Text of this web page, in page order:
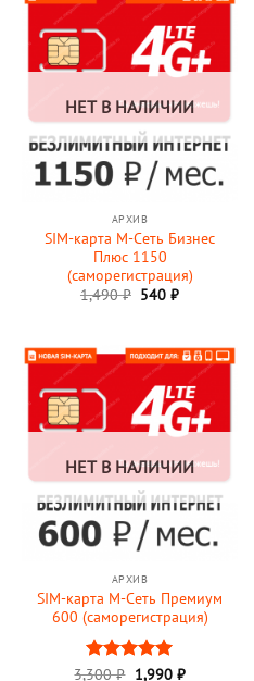
НЕТ В НАЛИЧИИ
АРХИВ
SIM-карта М-Сеть Бизнес
Плюс 1150
(саморегистрация)
1,490₽ Первоначальная
540₽Текущая
НЕТ В НАЛИЧИИ
АРХИВ
SIM-карта М-Сеть Премиум
600 (саморегистрация)
Оценка5
3,300₽ Первоначальная
1,990 ₽Текущая